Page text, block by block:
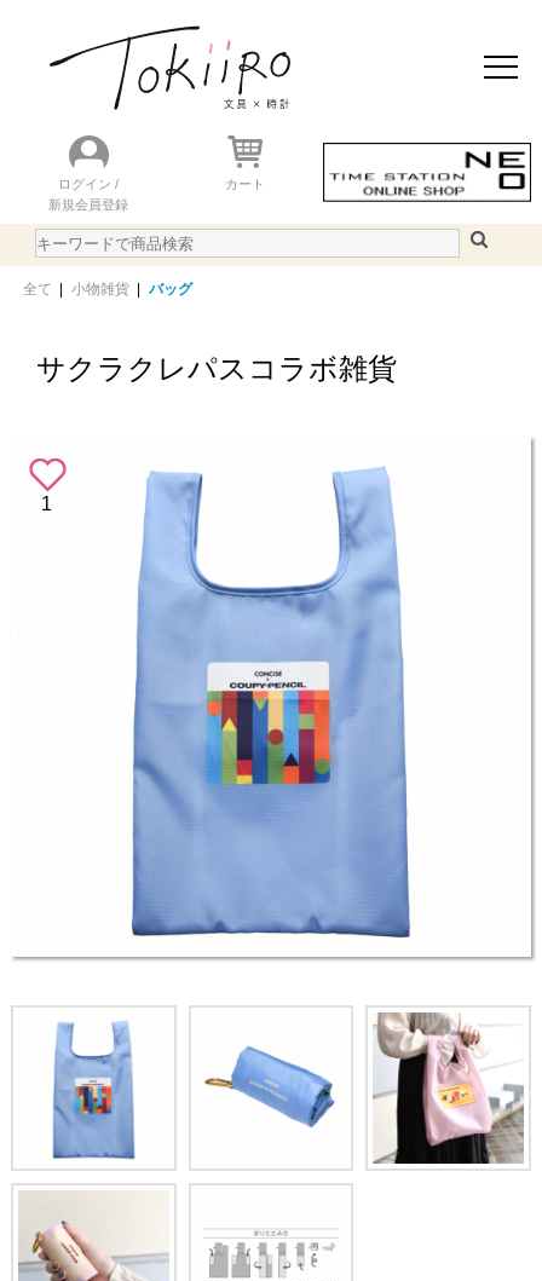
ログイン /
新規会員登録
カート
全て 小物雑貨 バッグ
サクラクレパスコラボ雑貨
1
おすすめアイテム
ニュース＆トピック
ランキング
WEBカタログ